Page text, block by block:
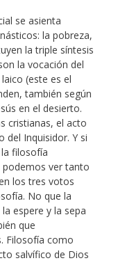
se asienta
la pobreza,
la triple síntesis
la vocación del
(este es el
también según
en el desierto.
cristianas, el acto
del Inquisidor. Y si
filosofía
podemos ver tanto
los tres votos
No que la
espere y la sepa
que
Filosofía como
salvífico de Dios